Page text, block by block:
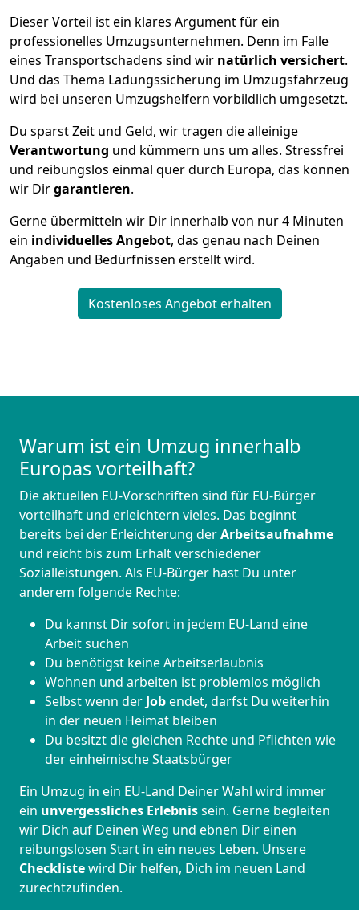
Dieser Vorteil ist ein klares Argument für ein
professionelles Umzugsunternehmen. Denn im Falle
eines Transportschadens sind wir natürlich versichert.
Und das Thema Ladungssicherung im Umzugsfahrzeug
wird bei unseren Umzugshelfern vorbildlich umgesetzt.
Du sparst Zeit und Geld, wir tragen die alleinige
Verantwortung und kümmern uns um alles. Stressfrei
und reibungslos einmal quer durch Europa, das können
wir Dirgarantieren.
Gerne übermitteln wir Dir innerhalb von nur4 Minuten
ein individuelles Angebot, das genau nach Deinen
Angaben und Bedürfnissen erstellt wird.
Kostenloses Angebot erhalten
Warum ist ein Umzug innerhalb
Europas vorteilhaft?
Die aktuellen EU-Vorschriften sind für EU-Bürger
vorteilhaft und erleichtern vieles. Das beginnt
bereits bei der Erleichterung derArbeitsaufnahme
und reicht bis zum Erhalt verschiedener
Sozialleistungen. Als EU-Bürger hast Du unter
anderem folgende Rechte:
Du kannst Dir sofort in jedem EU-Land eine
Arbeit suchen
Du benötigst keine Arbeitserlaubnis
Wohnen und arbeiten ist problemlos möglich
Selbst wenn der Jobendet, darfst Du weiterhin
in der neuen Heimat bleiben
Du besitzt die gleichen Rechte und Pflichten wie
der einheimische Staatsbürger
Ein Umzug in ein EU-Land Deiner Wahl wird immer
ein unvergessliches Erlebnissein. Gerne begleiten
wir Dich auf Deinen Weg und ebnen Dir einen
reibungslosen Start in ein neues Leben. Unsere
Checklistewird Dir helfen, Dich im neuen Land
zurechtzufinden.